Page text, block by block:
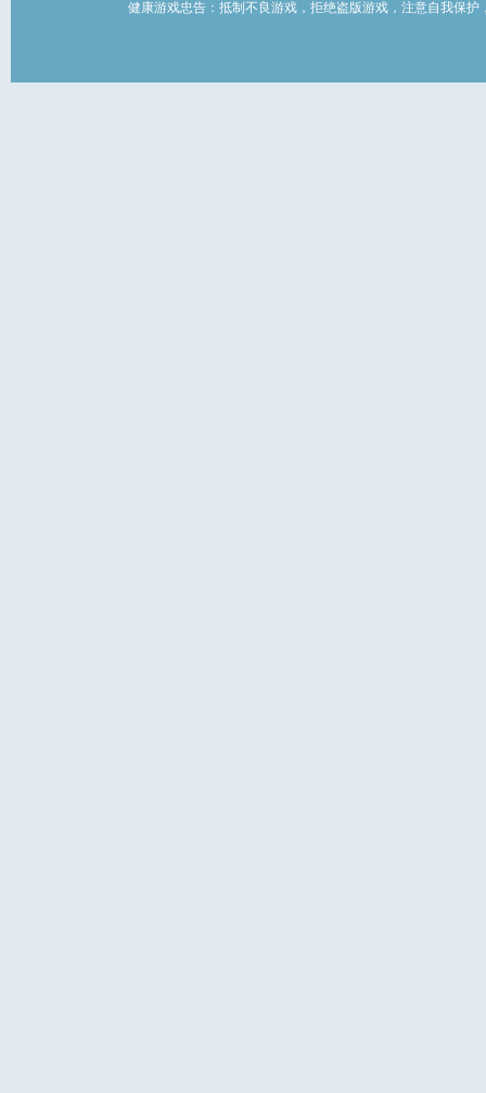
健康游戏忠告：抵制不良游戏，拒绝盗版游戏，注意自我保